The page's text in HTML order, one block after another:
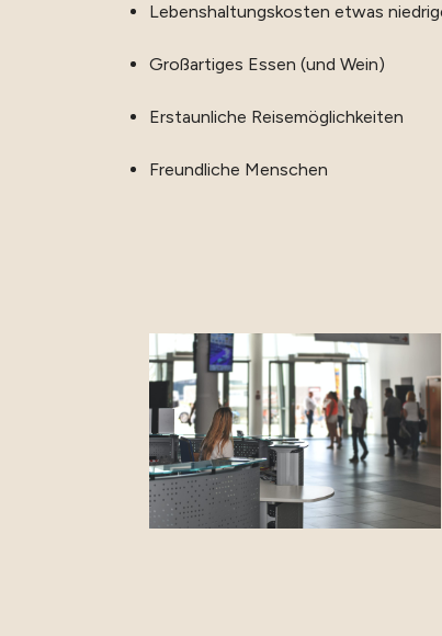
Lebenshaltungskosten etwas
Großartiges Essen (und Wein)
Erstaunliche Reisemöglichkeiten
Freundliche Menschen